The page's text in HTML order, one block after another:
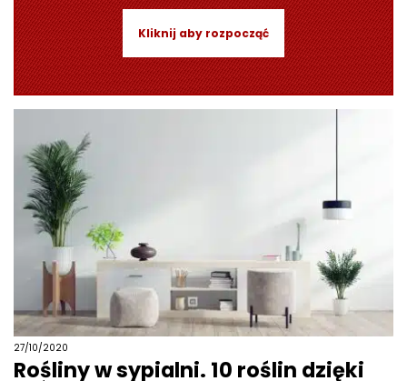
Kliknij aby rozpocząć
27/10/2020
Rośliny w sypialni. 10 roślin dzięki